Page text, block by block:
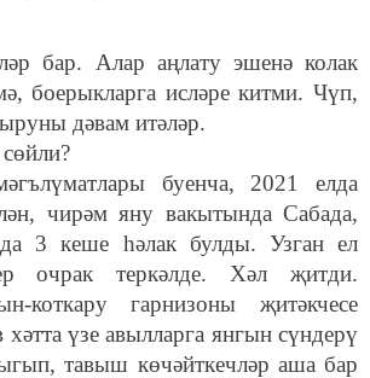
бар. Алар аңлату эшенә колак
боерыкларга исләре китми. Чүп,
дәвам итәләр.
буенча, 2021 елда
чирәм яну вакытында Сабада,
3 кеше һәлак булды. Узган ел
очрак теркәлде. Хәл җитди.
коткару гарнизоны җитәкчесе
үзе авылларга янгын сүндерү
тавыш көчәйткечләр аша бар